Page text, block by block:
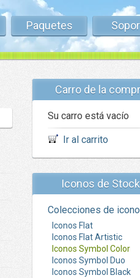
Paquetes
Carro de la
Su carro está vacío
Ir al carrito
Iconos de Stock
Colecciones de
Iconos Flat
Iconos Flat Artistic
Iconos Symbol Color
Iconos Symbol Duo
Iconos Symbol Black